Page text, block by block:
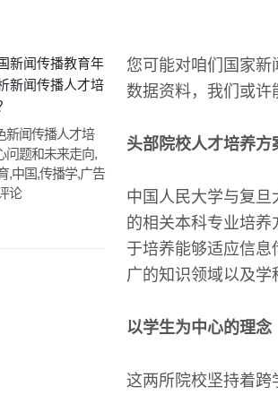
新闻传播教育年
新闻传播人才培
新闻传播人才培
问题和未来走向,
,中国,传播学,广告
论
您可能对咱们国家新
数据资料，我们或许
头部院校人才培养方
中国人民大学与复
的相关本科专业培
于培养能够适应信
广的知识领域以及学
以学生为中心的理念
这两所院校坚持着